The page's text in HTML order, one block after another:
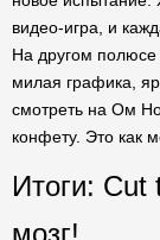
видео-игра, и
На другом полюсе
милая графика,
смотреть на Ом
конфету. Это как
Итоги: Cut
мозг!